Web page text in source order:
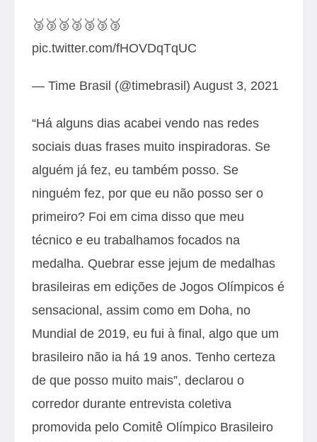
🥉🥉🥉🥉🥉🥉🥉
pic.twitter.com/fHOVDqTqUC
— Time Brasil (@timebrasil) August 3, 2021
“Há alguns dias acabei vendo nas redes
sociais duas frases muito inspiradoras. Se
alguém já fez, eu também posso. Se
ninguém fez, por que eu não posso ser o
primeiro? Foi em cima disso que meu
técnico e eu trabalhamos focados na
medalha. Quebrar esse jejum de medalhas
brasileiras em edições de Jogos Olímpicos é
sensacional, assim como em Doha, no
Mundial de 2019, eu fui à final, algo que um
brasileiro não ia há 19 anos. Tenho certeza
de que posso muito mais”, declarou o
corredor durante entrevista coletiva
promovida pelo Comitê Olímpico Brasileiro